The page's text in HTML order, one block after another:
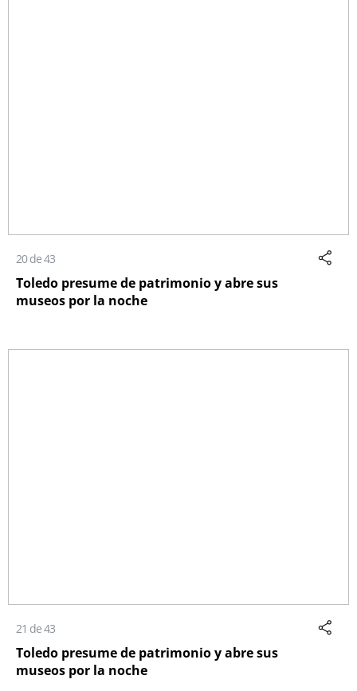
20 de 43
Toledo presume de patrimonio y abre sus
museos por la noche
21 de 43
Toledo presume de patrimonio y abre sus
museos por la noche